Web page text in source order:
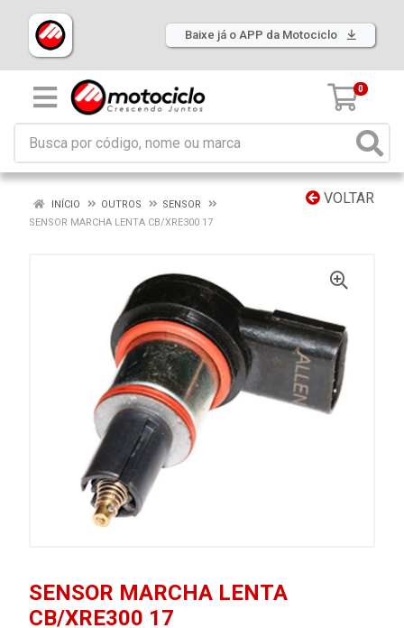
Baixe já o APP da Motociclo
0
VOLTAR
INÍCIO OUTROS
SENSOR
SENSOR MARCHA LENTA CB/XRE300 17
SENSOR MARCHA LENTA
CB/XRE300 17